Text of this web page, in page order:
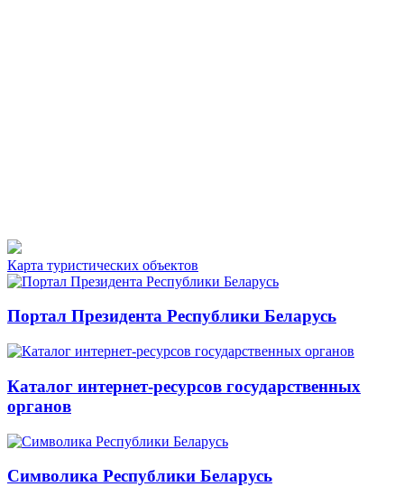
Карта туристических объектов
Портал Президента Республики Беларусь
Каталог интернет-ресурсов государственных
органов
Символика Республики Беларусь